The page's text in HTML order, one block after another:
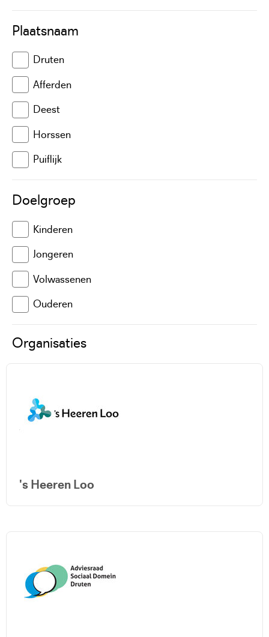
Plaatsnaam
Druten
Afferden
Deest
Horssen
Puiflijk
Doelgroep
Kinderen
Jongeren
Volwassenen
Ouderen
Organisaties
's Heeren Loo